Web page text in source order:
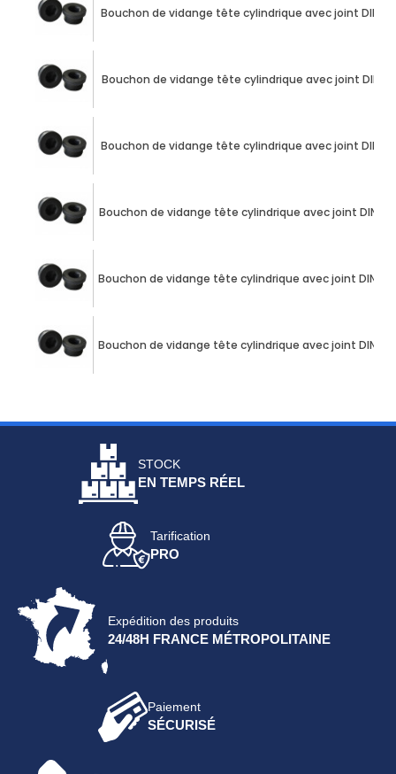
Bouchon de vidange tête cylindrique avec joint DIN
Bouchon de vidange tête cylindrique avec joint DIN
Bouchon de vidange tête cylindrique avec joint DIN
Bouchon de vidange tête cylindrique avec joint DIN
Bouchon de vidange tête cylindrique avec joint DIN
Bouchon de vidange tête cylindrique avec joint DIN
STOCK
EN TEMPS RÉEL
Tarification
PRO
Expédition des produits
24/48H FRANCE MÉTROPOLITAINE
Paiement
SÉCURISÉ